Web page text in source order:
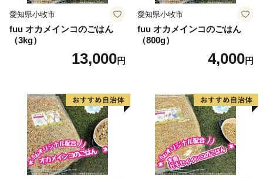
愛知県小牧市
fuu オカメインコのごはん
（3kg）
13,000円
愛知県小牧市
fuu オカメインコのごはん
（800g）
4,000円